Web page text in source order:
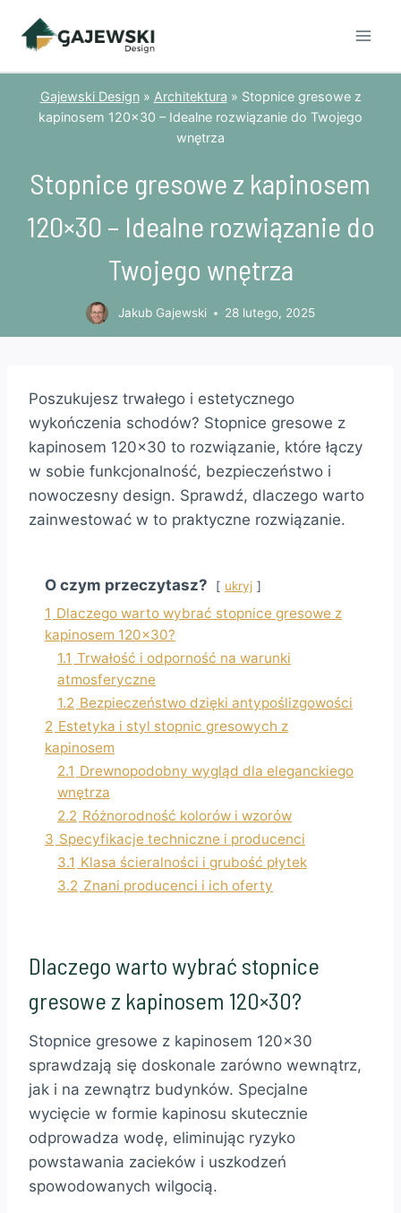
Gajewski Design» Architektura » Stopnice gresowe z
kapinosem 120×30 – Idealne rozwiązanie do Twojego
wnętrza
Stopnice gresowe z kapinosem
120×30 – Idealne rozwiązanie do
Twojego wnętrza
Jakub Gajewski 28 lutego, 2025
Poszukujesz trwałego i estetycznego
wykończenia schodów? Stopnice gresowe z
kapinosem 120×30 to rozwiązanie, które łączy
w sobie funkcjonalność, bezpieczeństwo i
nowoczesny design. Sprawdź, dlaczego warto
zainwestować w to praktyczne rozwiązanie.
O czym przeczytasz? ukryj
1 Dlaczego warto wybrać stopnice gresowe z
kapinosem 120×30?
1.1 Trwałość i odporność na warunki
atmosferyczne
1.2 Bezpieczeństwo dzięki antypoślizgowości
2 Estetyka i styl stopnic gresowych z
kapinosem
2.1 Drewnopodobny wygląd dla eleganckiego
wnętrza
2.2 Różnorodność kolorów i wzorów
3 Specyfikacje techniczne i producenci
3.1 Klasa ścieralności i grubość płytek
3.2 Znani producenci i ich oferty
Dlaczego warto wybrać stopnice
gresowe z kapinosem 120×30?
Stopnice gresowe z kapinosem 120×30
sprawdzają się doskonale zarówno wewnątrz,
jak i na zewnątrz budynków. Specjalne
wycięcie w formie kapinosu skutecznie
odprowadza wodę, eliminując ryzyko
powstawania zacieków i uszkodzeń
spowodowanych wilgocią.